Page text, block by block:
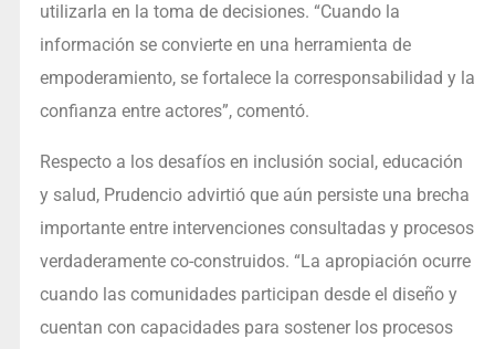
utilizarla en la toma de decisiones. “Cuando la
información se convierte en una herramienta de
empoderamiento, se fortalece la corresponsabilidad y la
confianza entre actores”, comentó.
Respecto a los desafíos en inclusión social, educación
y salud, Prudencio advirtió que aún persiste una brecha
importante entre intervenciones consultadas y procesos
verdaderamente co-construidos. “La apropiación ocurre
cuando las comunidades participan desde el diseño y
cuentan con capacidades para sostener los procesos